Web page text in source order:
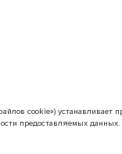
cookie»)
предоставляемых данных.